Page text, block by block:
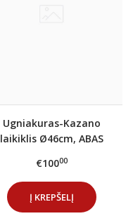
Ugniakuras-Kazano
laikiklis Ø46cm, ABAS
€10000
Į KREPŠELĮ